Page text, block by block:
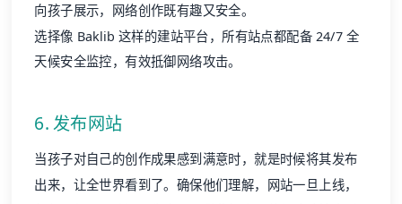
向孩子展示，网络创作既有趣又安全。
选择像 Baklib 这样的建站平台，所有站点都配备 24/7 全
天候安全监控，有效抵御网络攻击。
6. 发布网站
当孩子对自己的创作成果感到满意时，就是时候将其发布
出来，让全世界看到了。确保他们理解，网站一旦上线，